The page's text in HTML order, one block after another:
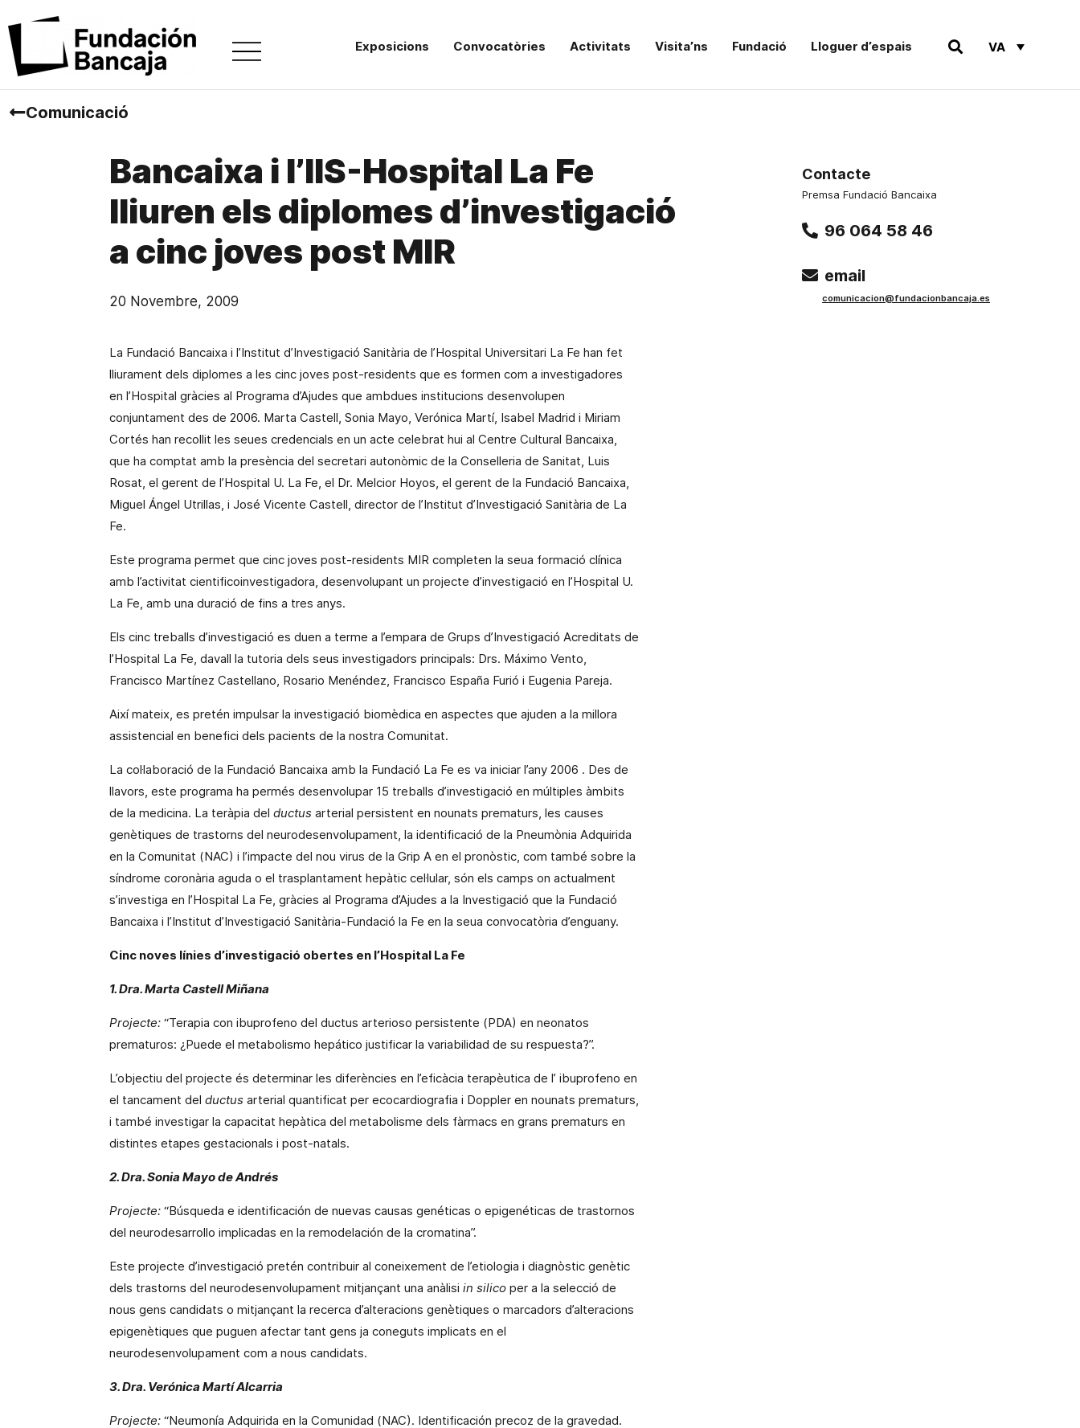
Exposicions Convocatòries Activitats Visita’ns Fundació Lloguer d’espais VA
Comunicació
Bancaixa i l’IIS-Hospital La Fe
lliuren els diplomes d’investigació
a cinc joves post MIR
20 Novembre, 2009
La Fundació Bancaixa i l’Institut d’Investigació Sanitària de l’Hospital Universitari La Fe han fet
lliurament dels diplomes a les cinc joves post-residents que es formen com a investigadores
en l’Hospital gràcies al Programa d’Ajudes que ambdues institucions desenvolupen
conjuntament des de 2006. Marta Castell, Sonia Mayo, Verónica Martí, Isabel Madrid i Miriam
Cortés han recollit les seues credencials en un acte celebrat hui al Centre Cultural Bancaixa,
que ha comptat amb la presència del secretari autonòmic de la Conselleria de Sanitat, Luis
Rosat, el gerent de l’Hospital U. La Fe, el Dr. Melcior Hoyos, el gerent de la Fundació Bancaixa,
Miguel Ángel Utrillas, i José Vicente Castell, director de l’Institut d’Investigació Sanitària de La
Fe.
Este programa permet que cinc joves post-residents MIR completen la seua formació clínica
amb l’activitat cientificoinvestigadora, desenvolupant un projecte d’investigació en l’Hospital U.
La Fe, amb una duració de fins a tres anys.
Els cinc treballs d’investigació es duen a terme a l’empara de Grups d’Investigació Acreditats de
l’Hospital La Fe, davall la tutoria dels seus investigadors principals: Drs. Máximo Vento,
Francisco Martínez Castellano, Rosario Menéndez, Francisco España Furió i Eugenia Pareja.
Així mateix, es pretén impulsar la investigació biomèdica en aspectes que ajuden a la millora
assistencial en benefici dels pacients de la nostra Comunitat.
La col·laboració de la Fundació Bancaixa amb la Fundació La Fe es va iniciar l’any 2006 . Des de
llavors, este programa ha permés desenvolupar 15 treballs d’investigació en múltiples àmbits
de la medicina. La teràpia del ductus arterial persistent en nounats prematurs, les causes
genètiques de trastorns del neurodesenvolupament, la identificació de la Pneumònia Adquirida
en la Comunitat (NAC) i l’impacte del nou virus de la Grip A en el pronòstic, com també sobre la
síndrome coronària aguda o el trasplantament hepàtic cel·lular, són els camps on actualment
s’investiga en l’Hospital La Fe, gràcies al Programa d’Ajudes a la Investigació que la Fundació
Bancaixa i l’Institut d’Investigació Sanitària-Fundació la Fe en la seua convocatòria d’enguany.
Cinc noves línies d’investigació obertes en l’Hospital La Fe
1. Dra.Marta Castell Miñana
Projecte: “Terapia con ibuprofeno del ductus arterioso persistente (PDA) en neonatos
prematuros: ¿Puede el metabolismo hepático justificar la variabilidad de su respuesta?”.
L’objectiu del projecte és determinar les diferències en l’eficàcia terapèutica de l’ ibuprofeno en
el tancament del ductus arterial quantificat per ecocardiografia i Doppler en nounats prematurs,
i també investigar la capacitat hepàtica del metabolisme dels fàrmacs en grans prematurs en
distintes etapes gestacionals i post-natals.
2. Dra. Sonia Mayo de Andrés
Projecte: “Búsqueda e identificación de nuevas causas genéticas o epigenéticas de trastornos
del neurodesarrollo implicadas en la remodelación de la cromatina”.
Este projecte d’investigació pretén contribuir al coneixement de l’etiologia i diagnòstic genètic
dels trastorns del neurodesenvolupament mitjançant una anàlisi in silico per a la selecció de
nous gens candidats o mitjançant la recerca d’alteracions genètiques o marcadors d’alteracions
epigenètiques que puguen afectar tant gens ja coneguts implicats en el
neurodesenvolupament com a nous candidats.
3. Dra. Verónica Martí Alcarria
Projecte: “Neumonía Adquirida en la Comunidad (NAC). Identificación precoz de la gravedad.
Contacte
Premsa Fundació Bancaixa
96 064 58 46
email
comunicacion@fundacionbancaja.es